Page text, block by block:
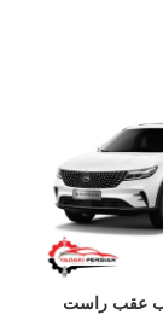
عقب راست